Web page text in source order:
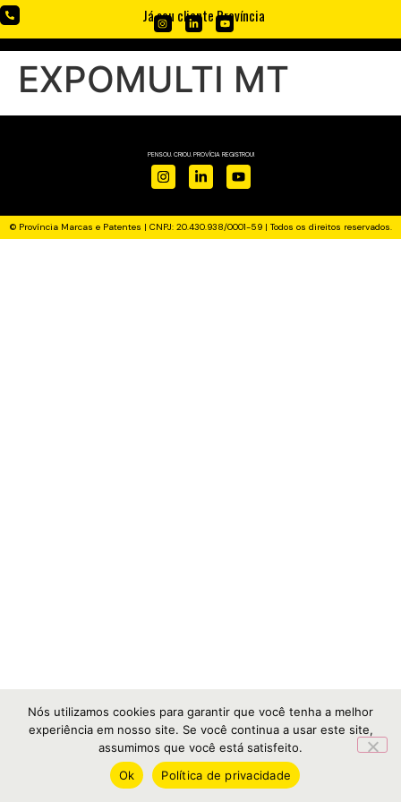
Já sou cliente Província
EXPOMULTI MT
PENSOU. CRIOU. PROVÍCIA REGISTROU!
© Província Marcas e Patentes | CNPJ: 20.430.938/0001-59 | Todos os direitos reservados.
Nós utilizamos cookies para garantir que você tenha a melhor
experiência em nosso site. Se você continua a usar este site,
assumimos que você está satisfeito.
Ok
Política de privacidade